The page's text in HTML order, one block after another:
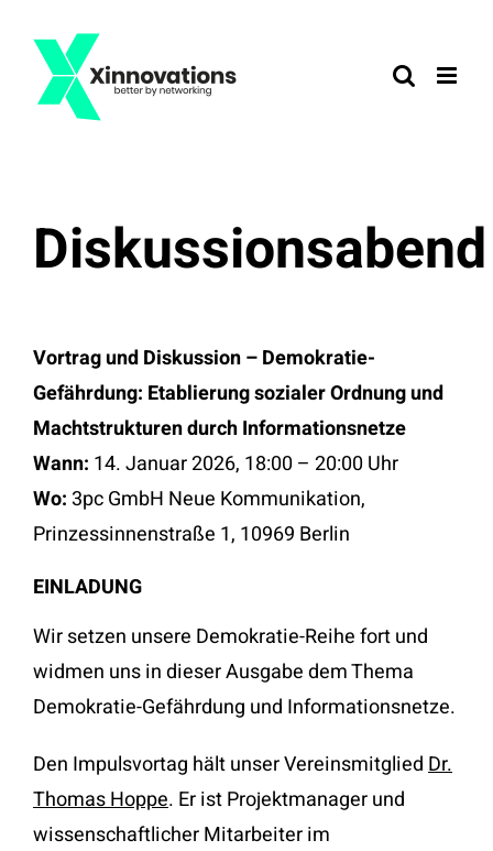
Inhalt
springen
Diskussionsabend
Vortrag und Diskussion – Demokratie-
Gefährdung: Etablierung sozialer Ordnung und
Machtstrukturen durch Informationsnetze
Wann: 14. Januar 2026, 18:00 – 20:00 Uhr
Wo: 3pc GmbH Neue Kommunikation,
Prinzessinnenstraße 1, 10969 Berlin
EINLADUNG
Wir setzen unsere Demokratie-Reihe fort und
widmen uns in dieser Ausgabe dem Thema
Demokratie-Gefährdung und Informationsnetze.
Den Impulsvortag hält unser VereinsmitgliedDr.
Thomas Hoppe. Er ist Projektmanager und
wissenschaftlicher Mitarbeiter im